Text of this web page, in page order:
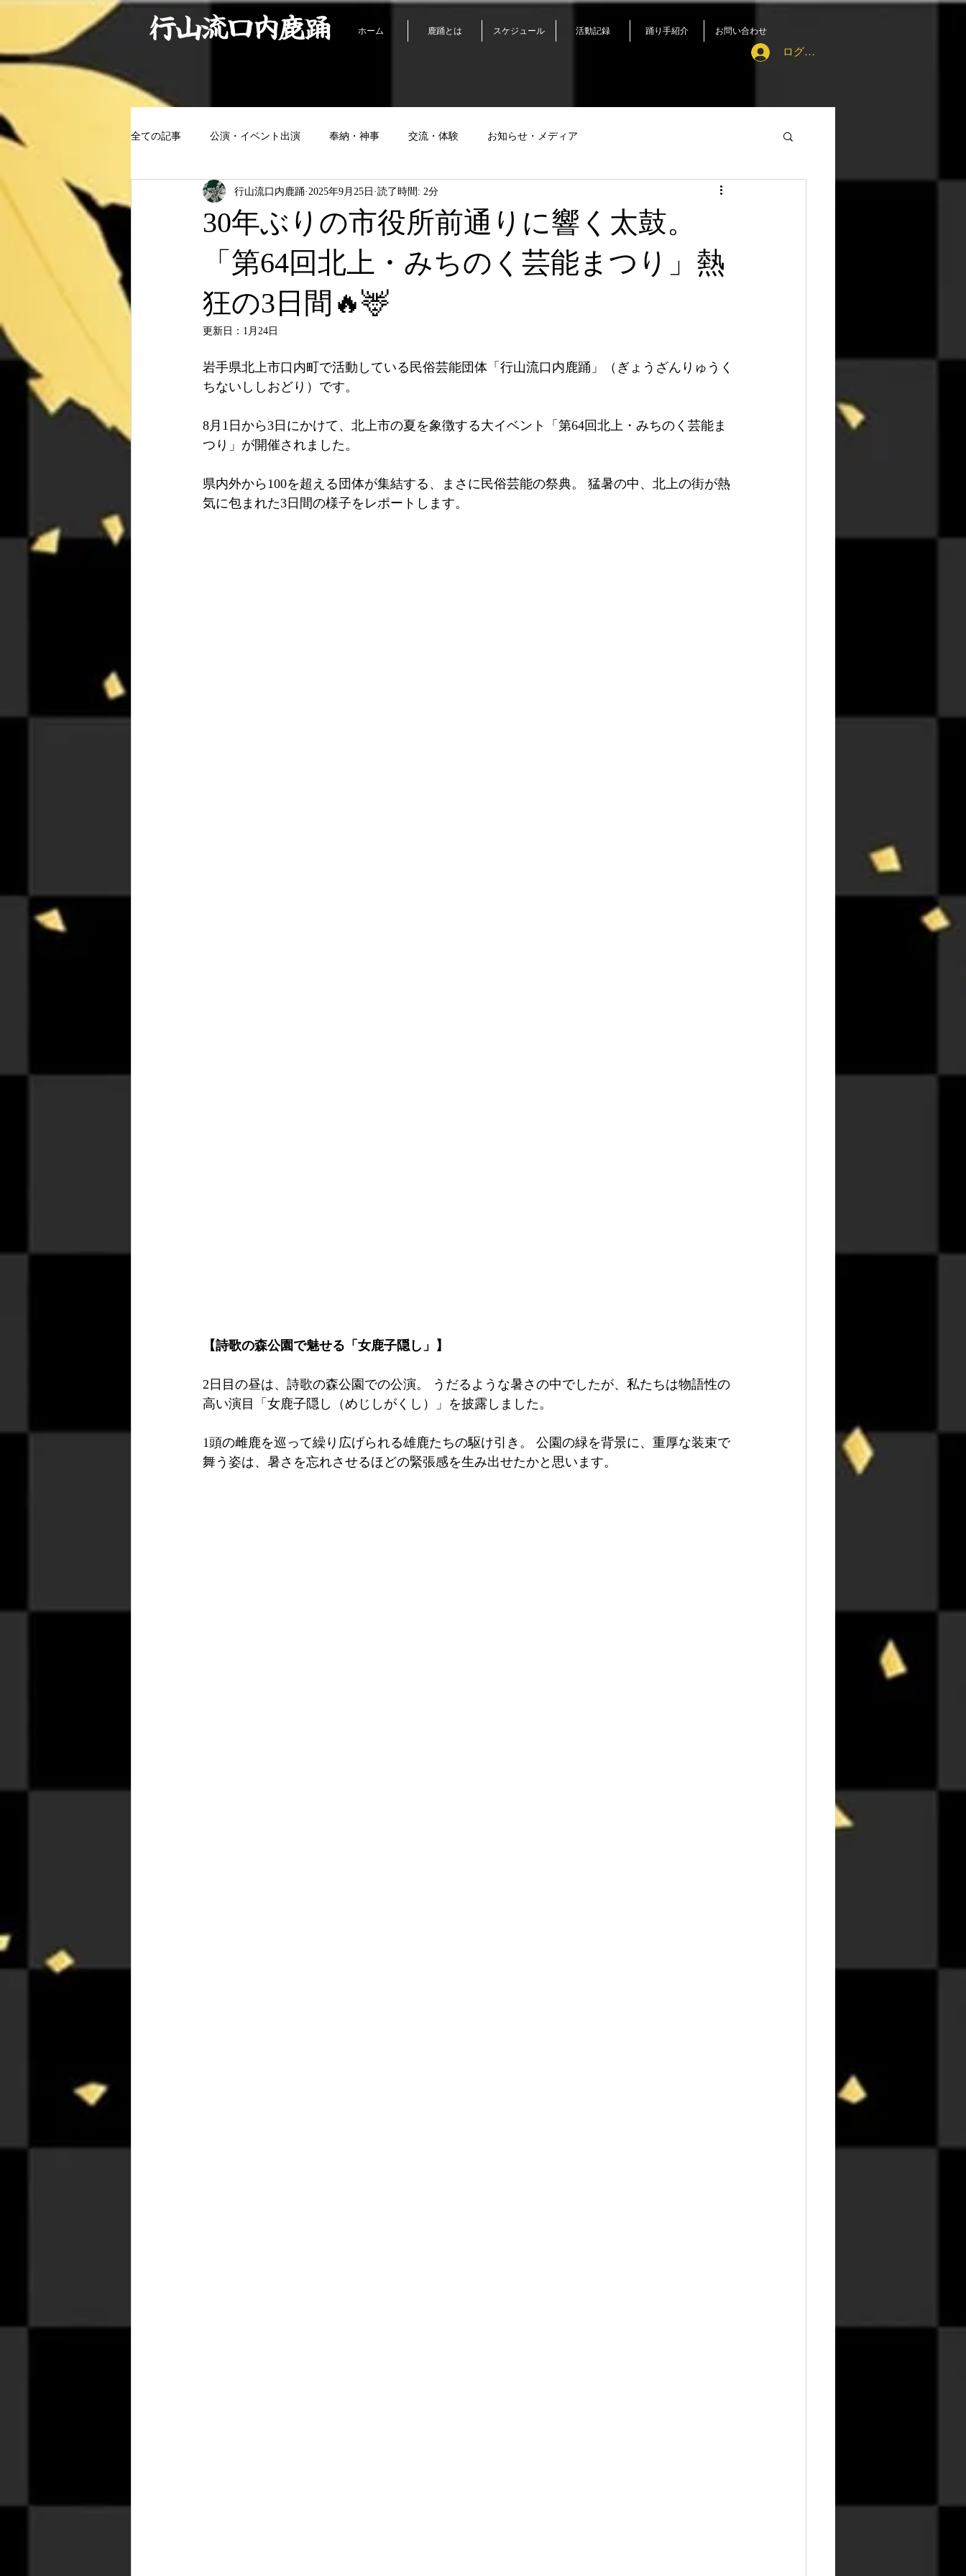
ホーム 鹿踊とは スケジュール 活動記録 踊り手紹介 お問い合わせ
行山流口内鹿踊
ログイン
全ての記事 公演・イベント出演 奉納・神事 交流・体験 お知らせ・メディア
30年ぶりの市役所前通りに響く太鼓。
「第64回北上・みちのく芸能まつり」熱
狂の3日間🔥🦌
行山流口内鹿踊 2025年9月25日 読了時間: 2分
更新日： 1月24日
岩手県北上市口内町で活動している民俗芸能団体「行山流口内鹿踊」（ぎょうざんりゅうく
ちないししおどり）です。
8月1日から3日にかけて、北上市の夏を象徴する大イベント「第64回北上・みちのく芸能ま
つり」が開催されました。
県内外から100を超える団体が集結する、まさに民俗芸能の祭典。 猛暑の中、北上の街が熱
気に包まれた3日間の様子をレポートします。
【詩歌の森公園で魅せる「女鹿子隠し」】
2日目の昼は、詩歌の森公園での公演。 うだるような暑さの中でしたが、私たちは物語性の
高い演目「女鹿子隠し（めじしがくし）」を披露しました。
1頭の雌鹿を巡って繰り広げられる雄鹿たちの駆け引き。 公園の緑を背景に、重厚な装束で
舞う姿は、暑さを忘れさせるほどの緊張感を生み出せたかと思います。